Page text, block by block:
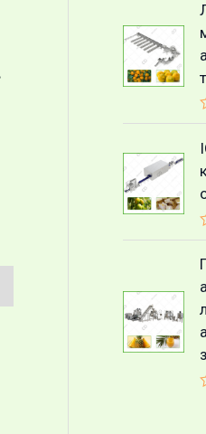
а
и
з